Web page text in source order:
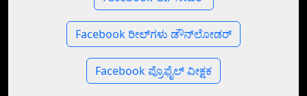
Facebook ರೀಲ್‌ಗಳು ಡೌನ್‌ಲೋಡರ್
Facebook ಪ್ರೊಫೈಲ್ ವೀಕ್ಷಕ